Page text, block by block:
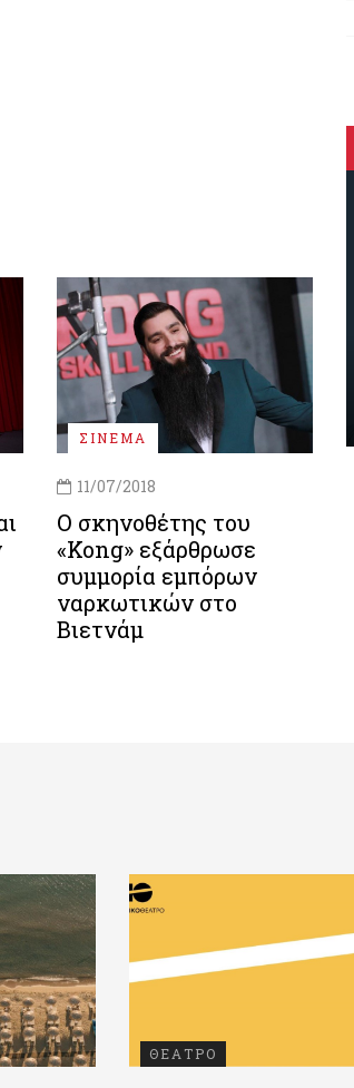
ΣΙΝΕΜΑ
11/07/2018
O σκηνοθέτης του
«Kong» εξάρθρωσε
συμμορία εμπόρων
ναρκωτικών στο
Βιετνάμ
ΘΕΑΤΡΟ